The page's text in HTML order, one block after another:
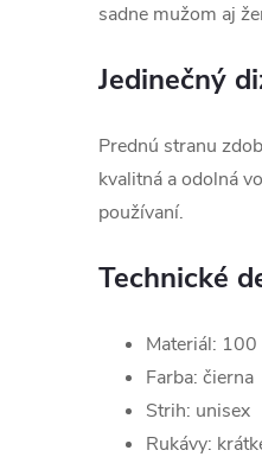
sadne mužom aj
Jedinečný
Prednú stranu
kvalitná a odolná
používaní.
Technické
Materiál:
Farba: čierna
Strih: unisex
Rukávy: